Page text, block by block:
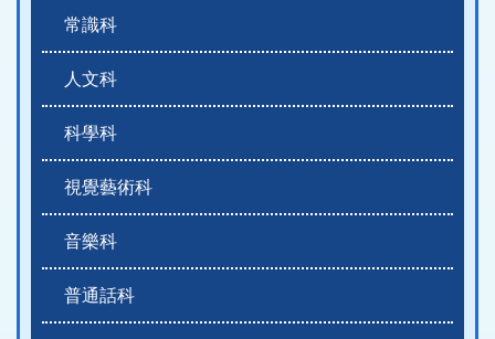
常識科
人文科
科學科
視覺藝術科
音樂科
普通話科